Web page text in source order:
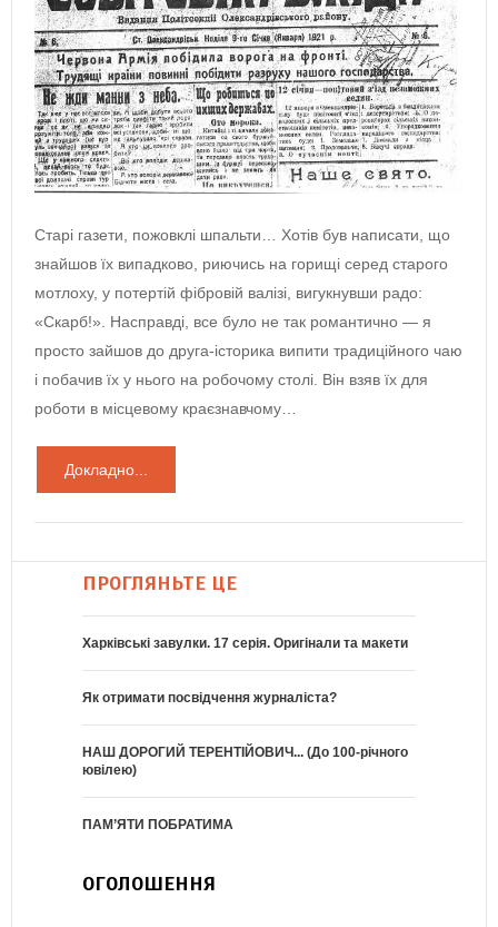
Старі газети, пожовклі шпальти… Хотів був написати, що
знайшов їх випадково, риючись на горищі серед старого
мотлоху, у потертій фібровій валізі, вигукнувши радо:
«Скарб!». Насправді, все було не так романтично — я
просто зайшов до друга-історика випити традиційного чаю
і побачив їх у нього на робочому столі. Він взяв їх для
роботи в місцевому краєзнавчому…
Докладно...
ПРОГЛЯНЬТЕ ЦЕ
Харківські завулки. 17 серія. Оригінали та макети
Як отримати посвідчення журналіста?
НАШ ДОРОГИЙ ТЕРЕНТІЙОВИЧ... (До 100-річного
ювілею)
ПАМ’ЯТИ ПОБРАТИМА
ОГОЛОШЕННЯ